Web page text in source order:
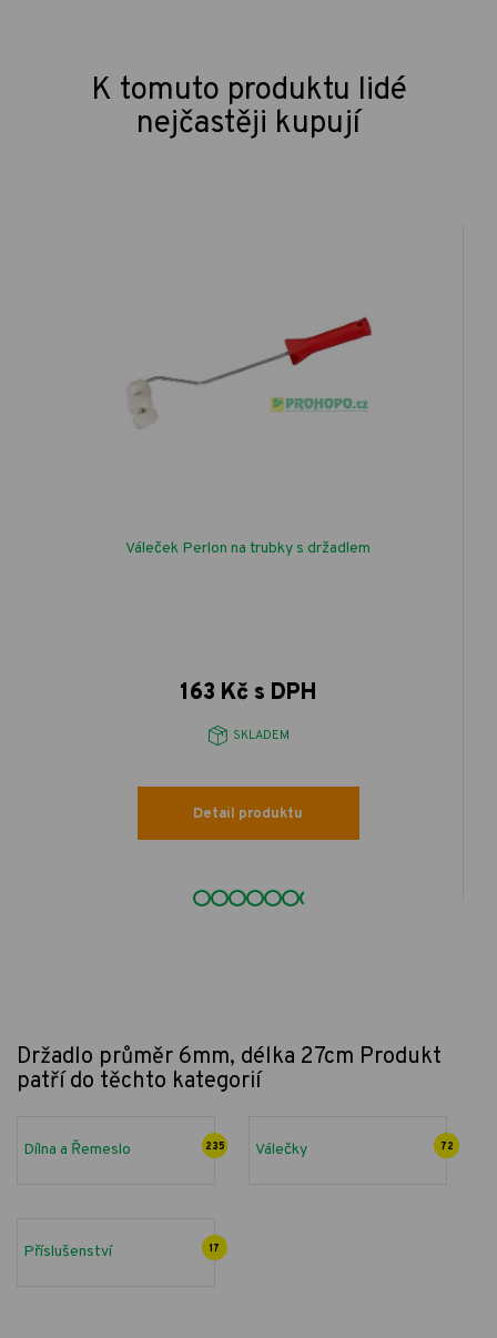
K tomuto produktu lidé
nejčastěji kupují
Váleček Perlon na trubky s držadlem
163 Kč s DPH
SKLADEM
Detail produktu
Držadlo průměr 6mm, délka 27cm Produkt
patří do těchto kategorií
Dílna a Řemeslo 235 Válečky 72
Příslušenství 17